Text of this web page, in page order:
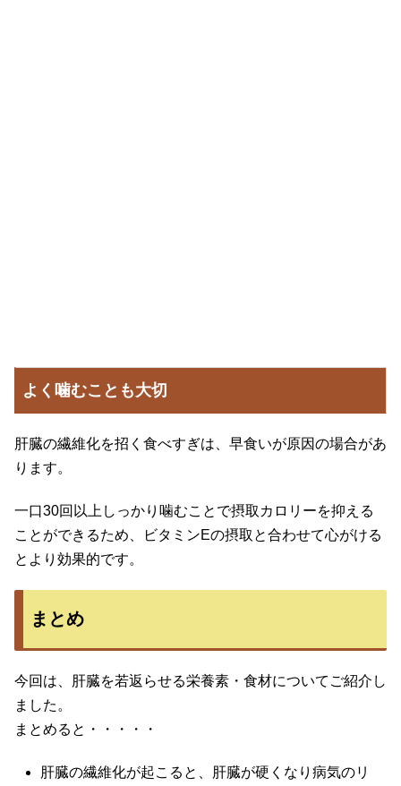
よく噛むことも大切
肝臓の繊維化を招く食べすぎは、早食いが原因の場合があ
ります。
一口30回以上しっかり噛むことで摂取カロリーを抑える
ことができるため、ビタミンEの摂取と合わせて心がける
とより効果的です。
まとめ
今回は、肝臓を若返らせる栄養素・食材についてご紹介し
ました。
まとめると・・・・・
肝臓の繊維化が起こると、肝臓が硬くなり病気のリ